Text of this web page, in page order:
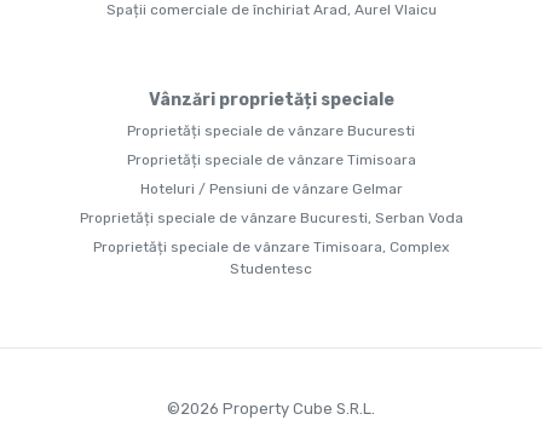
Spații comerciale de închiriat Arad, Aurel Vlaicu
Vânzări proprietăți speciale
Proprietăți speciale de vânzare Bucuresti
Proprietăți speciale de vânzare Timisoara
Hoteluri / Pensiuni de vânzare Gelmar
Proprietăți speciale de vânzare Bucuresti, Serban Voda
Proprietăți speciale de vânzare Timisoara, Complex
Studentesc
©2026 Property Cube S.R.L.